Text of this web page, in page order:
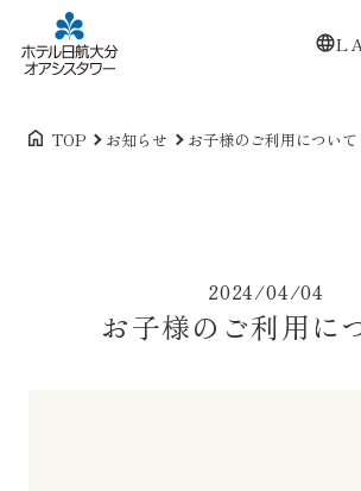
TOP お知らせ お子様のご利用について
2024/04/04
お子様のご利用に